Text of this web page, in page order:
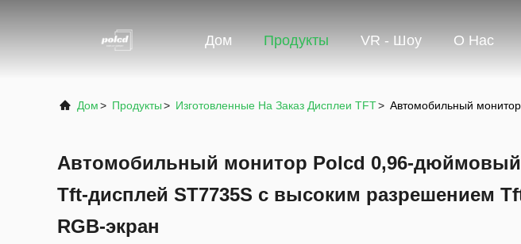
Дом Продукты VR - Шоу О Нас
Дом> Продукты> Изготовленные На Заказ Дисплеи TFT> Автомобильный
Автомобильный монитор Polcd 0,96-дюймовый
Tft-дисплей ST7735S с высоким разрешением
RGB-экран